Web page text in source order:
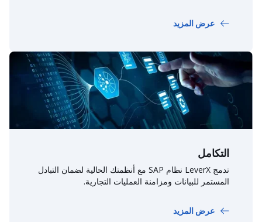
عرض المزيد
التكامل
تدمج LeverX نظام SAP مع أنظمتك الحالية لضمان التبادل
المستمر للبيانات ومزامنة العمليات التجارية.
عرض المزيد